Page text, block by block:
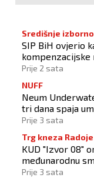
Središnje
SIP BiH ovjerio
kompenzacijske
izborima 2026
Prije 2 sata
NUFF
Neum
tri dana spaja
Prije 3 sata
Trg kneza Radoje
KUD "Izvor 08"
međunarodnu
2026"
Prije 3 sata